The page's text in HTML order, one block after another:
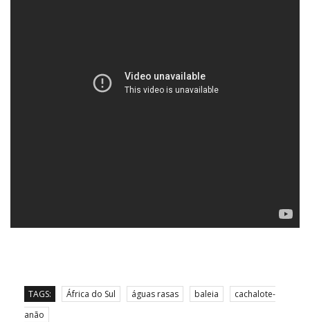
TAGS: África do Sul águas rasas baleia
cachalote-
anão